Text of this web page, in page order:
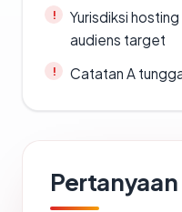
Yurisdiksi
audiens target
Catatan A